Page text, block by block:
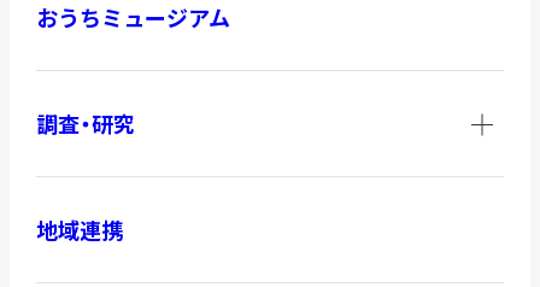
おうちミュージアム
調査・研究
地域連携